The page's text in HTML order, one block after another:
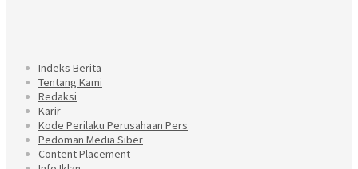
Indeks Berita
Tentang Kami
Redaksi
Karir
Kode Perilaku Perusahaan Pers
Pedoman Media Siber
Content Placement